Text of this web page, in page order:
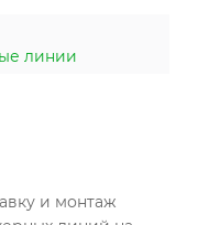
линии
и монтаж